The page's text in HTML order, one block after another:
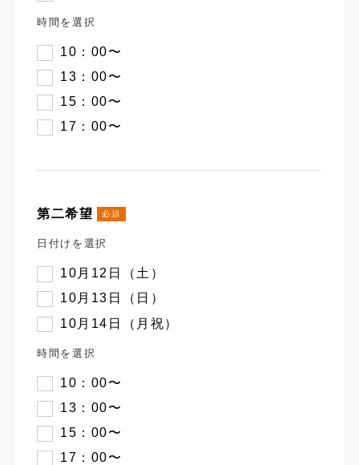
時間を選択
10：00〜
13：00〜
15：00〜
17：00〜
第二希望
日付けを選択
10月12日（土）
10月13日（日）
10月14日（月祝）
時間を選択
10：00〜
13：00〜
15：00〜
17：00〜